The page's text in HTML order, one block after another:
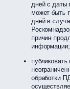
дней с даты
может быть
дней в
причин
информации;
обработки